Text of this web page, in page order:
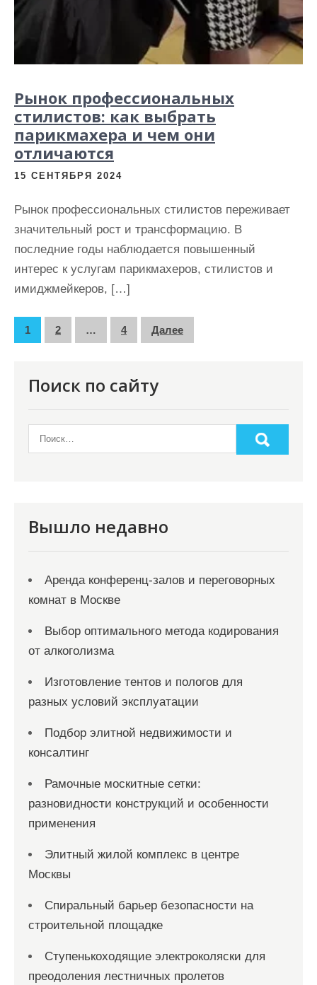
Рынок профессиональных
стилистов: как выбрать
парикмахера и чем они
отличаются
15 СЕНТЯБРЯ 2024
Рынок профессиональных стилистов переживает
значительный рост и трансформацию. В
последние годы наблюдается повышенный
интерес к услугам парикмахеров, стилистов и
имиджмейкеров, […]
П
1 2 … 4 Далее
Поиск по сайту
Вышло недавно
Аренда конференц-залов и переговорных
комнат в Москве
Выбор оптимального метода кодирования
от алкоголизма
Изготовление тентов и пологов для
разных условий эксплуатации
Подбор элитной недвижимости и
консалтинг
Рамочные москитные сетки:
разновидности конструкций и особенности
применения
Элитный жилой комплекс в центре
Москвы
Спиральный барьер безопасности на
строительной площадке
Ступенькоходящие электроколяски для
преодоления лестничных пролетов